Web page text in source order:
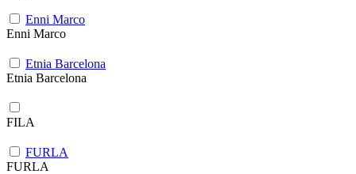
Enni Marco
Enni Marco
Etnia Barcelona
Etnia Barcelona
FILA
FURLA
FURLA